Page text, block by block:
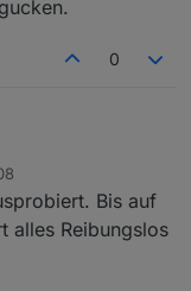
0
der Haube
mal schauen wer
Bis auf
alles Reibungslos